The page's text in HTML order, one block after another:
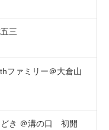
三
ファミリー＠大倉山
どき ＠溝の口 初開